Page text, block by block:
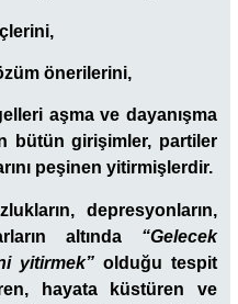
önerilerini,
aşma ve dayanışma
bütün girişimler, partiler
peşinen yitirmişlerdir.
depresyonların,
altında “Gelecek
yitirmek”olduğu tespit
hayata küstüren ve